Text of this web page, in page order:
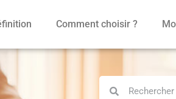
Comment choisir ?